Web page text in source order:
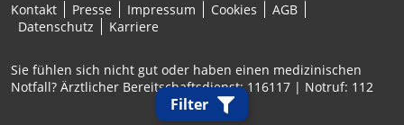
Filter
Kontakt Presse Impressum Cookies
AGB
Datenschutz
Karriere
Sie fühlen sich nicht gut oder haben einen medizinischen
Notfall? Ärztlicher Bereitschaftsdienst: 116117 | Notruf: 112